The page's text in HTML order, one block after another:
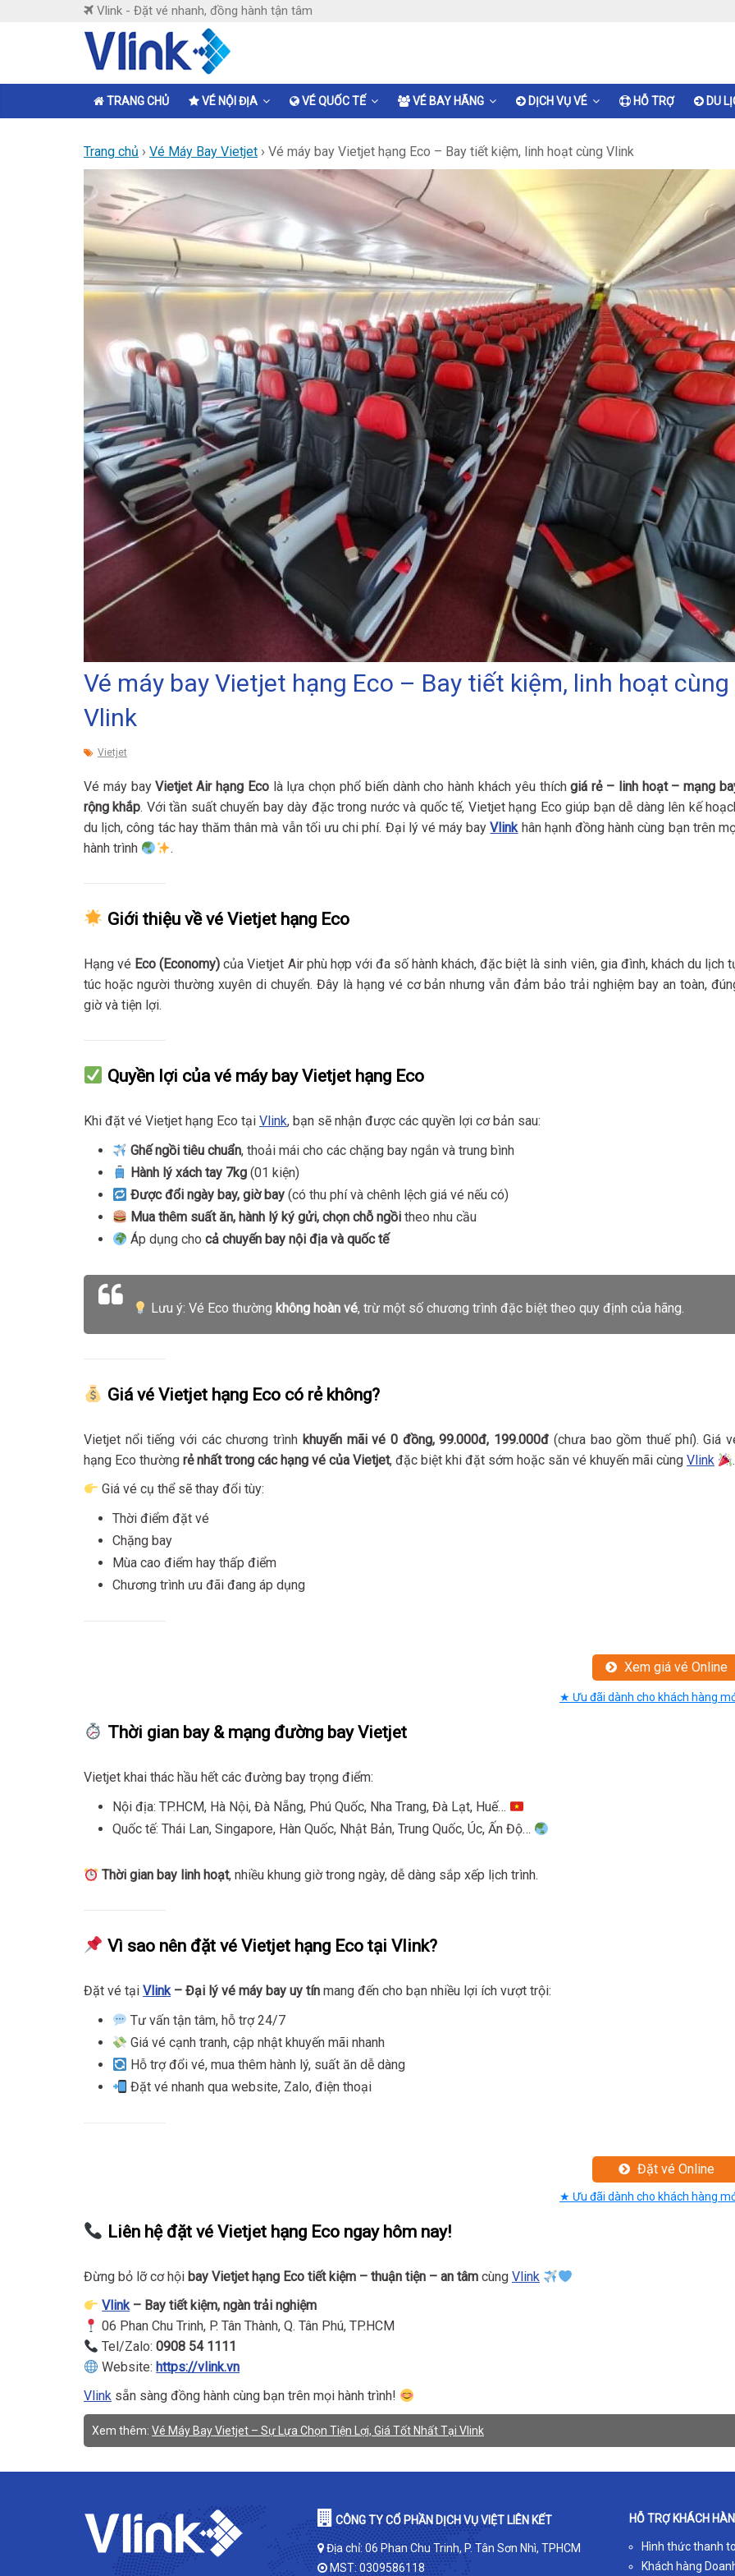
Vlink - Đặt vé nhanh, đồng hành tận tâm
Vlink
Đặt
vé
đồng
tận
tâm
TRANG CHỦ VÉ NỘI ĐỊA VÉ QUỐC TẾ VÉ BAY HÃNG DỊCH VỤ VÉ HỖ TRỢ DU
Trang chủ › Vé Máy Bay Vietjet › Vé máy bay Vietjet hạng Eco – Bay tiết kiệm, linh hoạt cùng Vlink
Vé máy bay Vietjet hạng Eco – Bay tiết kiệm, linh hoạt cùng
Vlink
Vietjet
Vé máy bayVietjet Air hạng Ecolà lựa chọn phổ biến dành cho hành khách yêu thíchgiá rẻ – linh hoạt – mạng
rộng khắp. Với tần suất chuyến bay dày đặc trong nước và quốc tế, Vietjet hạng Eco giúp bạn dễ dàng lên kế
du lịch, công tác hay thăm thân mà vẫn tối ưu chi phí. Đại lý vé máy bayVlinkhân hạnh đồng hành cùng bạn trên
hành trình
.
Giới thiệu về vé Vietjet hạng Eco
Hạng vé Eco (Economy) của Vietjet Air phù hợp với đa số hành khách, đặc biệt là sinh viên, gia đình, khách du lịch
túc hoặc người thường xuyên di chuyển. Đây là hạng vé cơ bản nhưng vẫn đảm bảo trải nghiệm bay an toàn,
giờ và tiện lợi.
Quyền lợi của vé máy bay Vietjet hạng Eco
Khi đặt vé Vietjet hạng Eco tại Vlink, bạn sẽ nhận được các quyền lợi cơ bản sau:
Ghế ngồi tiêu chuẩn, thoải mái cho các chặng bay ngắn và trung bình
Hành lý xách tay 7kg (01 kiện)
Được đổi ngày bay, giờ bay (có thu phí và chênh lệch giá vé nếu có)
Mua thêm suất ăn, hành lý ký gửi, chọn chỗ ngồi theo nhu cầu
Áp dụng chocả chuyến bay nội địa và quốc tế
Lưu ý: Vé Eco thường không hoàn vé, trừ một số chương trình đặc biệt theo quy định của hãng.
Giá vé Vietjet hạng Eco có rẻ không?
Vietjet nổi tiếng với các chương trình khuyến mãi vé 0 đồng, 99.000đ, 199.000đ (chưa bao gồm thuế phí). Giá
hạng Eco thường rẻ nhất trong các hạng vé của Vietjet, đặc biệt khi đặt sớm hoặc săn vé khuyến mãi cùng Vlink
.
Giá vé cụ thể sẽ thay đổi tùy:
Thời điểm đặt vé
Chặng bay
Mùa cao điểm hay thấp điểm
Chương trình ưu đãi đang áp dụng
Xem giá vé Online
★ Ưu đãi dành cho khách hàng
Thời gian bay & mạng đường bay Vietjet
Vietjet khai thác hầu hết các đường bay trọng điểm:
Nội địa: TP.HCM, Hà Nội, Đà Nẵng, Phú Quốc, Nha Trang, Đà Lạt, Huế…
Quốc tế: Thái Lan, Singapore, Hàn Quốc, Nhật Bản, Trung Quốc, Úc, Ấn Độ…
Thời gian bay linh hoạt, nhiều khung giờ trong ngày, dễ dàng sắp xếp lịch trình.
Vì sao nên đặt vé Vietjet hạng Eco tại Vlink?
Đặt vé tại Vlink– Đại lý vé máy bay uy tín mang đến cho bạn nhiều lợi ích vượt trội:
Tư vấn tận tâm, hỗ trợ 24/7
Giá vé cạnh tranh, cập nhật khuyến mãi nhanh
Hỗ trợ đổi vé, mua thêm hành lý, suất ăn dễ dàng
Đặt vé nhanh qua website, Zalo, điện thoại
Đặt vé Online
★ Ưu đãi dành cho khách hàng
Liên hệ đặt vé Vietjet hạng Eco ngay hôm nay!
Đừng bỏ lỡ cơ hội bay Vietjet hạng Eco tiết kiệm – thuận tiện – an tâm cùng Vlink
Vlink– Bay tiết kiệm, ngàn trải nghiệm
06 Phan Chu Trinh, P. Tân Thành, Q. Tân Phú, TP.HCM
Tel/Zalo:0908 54 1111
Website:https://vlink.vn
Vlink sẵn sàng đồng hành cùng bạn trên mọi hành trình!
Xem thêm: Vé Máy Bay Vietjet – Sự Lựa Chọn Tiện Lợi, Giá Tốt Nhất Tại Vlink
CÔNG TY CỔ PHẦN DỊCH VỤ VIỆT LIÊN KẾT
Địa chỉ: 06 Phan Chu Trinh, P. Tân Sơn Nhì, TPHCM
MST: 0309586118
HỖ TRỢ KHÁCH
Hình thức thanh
Khách hàng